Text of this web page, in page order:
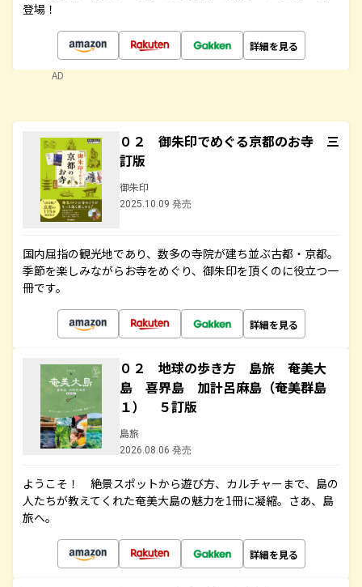
登場！
詳細を見る
AD
０２ 御朱印でめぐる京都のお寺 三
訂版
御朱印
2025.10.09 発売
国内屈指の観光地であり、数多の寺院が建ち並ぶ古都・京都。
季節を楽しみながらお寺をめぐり、御朱印を頂くのに役立つ一
冊です。
詳細を見る
０２ 地球の歩き方 島旅 奄美大
島 喜界島 加計呂麻島（奄美群島
１） ５訂版
島旅
2026.08.06 発売
ようこそ！ 絶景スポットから遊び方、カルチャーまで、島の
人たちが教えてくれた奄美大島の魅力を1冊に凝縮。さあ、島
旅へ。
詳細を見る